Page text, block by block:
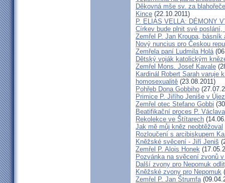
Děkovná mše sv. za
Kince (22.10.2011)
P. ELIAS VELLA: DÉMONY
Církev bude plnit své
Zemřel P. Jan Kroupa, básník
Nový nuncius pro Českou
Zemřela paní Ludmila Holá
Dětský voják katolickým
Zemřel Mons. Josef Kavale
Kardinál Robert Sarah varuje
homosexualitě (23.08.2011)
Pohřeb Dona Gobbiho
Primice P. Jiřího Jeniše v
Zemřel otec Stefano Gobbi
Beatifikační proces P.
Rekolekce ve Štítarech
Jak mě můj kněz neobtěžoval
Rozloučení s arcibiskupem
Kněžské svěcení - Jiří Jeniš
Zemřel P. Alois Honek
Pozvánka na svěcení zvonů
Další zvony pro Nepomuk
Kněžské zvony pro Nepomuk
Zemřel P. Jan Štrumfa